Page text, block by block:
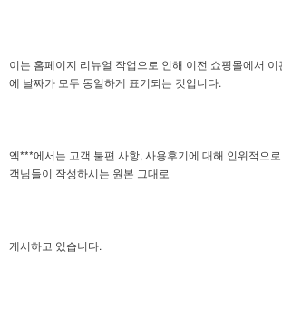
이는 홈페이지 리뉴얼 작업으로 인해 이전 쇼핑몰에서
에 날짜가 모두 동일하게 표기되는 것입니다.
엑***에서는 고객 불편 사항, 사용후기에 대해 인위적으
객님들이 작성하시는 원본 그대로
게시하고 있습니다.